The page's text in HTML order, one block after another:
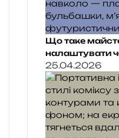
Що таке
налаштувати
25.04.2026